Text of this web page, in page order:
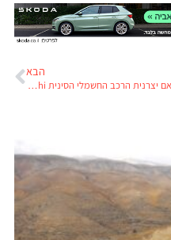
הבא
האם יצרנית הרכב החשמלי הסינית HiPhi ניצלה בזכות חברה אמריקנית מסתורית?